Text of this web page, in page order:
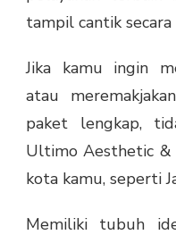
tampil cantik
Jika kamu ingin
atau
paket lengkap,
Ultimo Aesthetic &
kota kamu, seperti
Memiliki tubuh